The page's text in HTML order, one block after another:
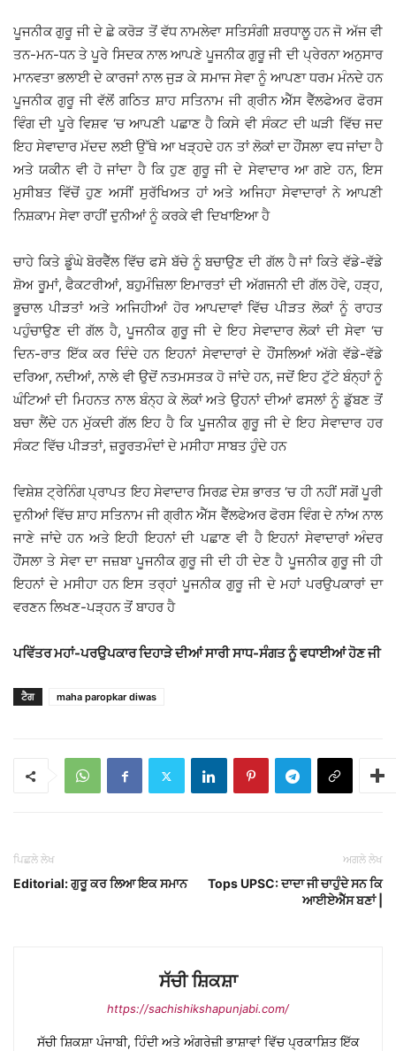
ਪੂਜਨੀਕ ਗੁਰੂ ਜੀ ਦੇ ਛੇ ਕਰੋੜ ਤੋਂ ਵੱਧ ਨਾਮਲੇਵਾ ਸਤਿਸੰਗੀ ਸ਼ਰਧਾਲੂ ਹਨ ਜੋ ਅੱਜ ਵੀ
ਤਨ-ਮਨ-ਧਨ ਤੇ ਪੂਰੇ ਸਿਦਕ ਨਾਲ ਆਪਣੇ ਪੂਜਨੀਕ ਗੁਰੂ ਜੀ ਦੀ ਪ੍ਰੇਰਨਾ ਅਨੁਸਾਰ
ਮਾਨਵਤਾ ਭਲਾਈ ਦੇ ਕਾਰਜਾਂ ਨਾਲ ਜੁੜ ਕੇ ਸਮਾਜ ਸੇਵਾ ਨੂੰ ਆਪਣਾ ਧਰਮ ਮੰਨਦੇ ਹਨ
ਪੂਜਨੀਕ ਗੁਰੂ ਜੀ ਵੱਲੋਂ ਗਠਿਤ ਸ਼ਾਹ ਸਤਿਨਾਮ ਜੀ ਗ੍ਰੀਨ ਐੱਸ ਵੈੱਲਫੇਅਰ ਫੋਰਸ
ਵਿੰਗ ਦੀ ਪੂਰੇ ਵਿਸ਼ਵ ‘ਚ ਆਪਣੀ ਪਛਾਣ ਹੈ ਕਿਸੇ ਵੀ ਸੰਕਟ ਦੀ ਘੜੀ ਵਿੱਚ ਜਦ
ਇਹ ਸੇਵਾਦਾਰ ਮੱਦਦ ਲਈ ਉੱਥੇ ਆ ਖੜ੍ਹਦੇ ਹਨ ਤਾਂ ਲੋਕਾਂ ਦਾ ਹੌਂਸਲਾ ਵਧ ਜਾਂਦਾ ਹੈ
ਅਤੇ ਯਕੀਨ ਵੀ ਹੋ ਜਾਂਦਾ ਹੈ ਕਿ ਹੁਣ ਗੁਰੂ ਜੀ ਦੇ ਸੇਵਾਦਾਰ ਆ ਗਏ ਹਨ, ਇਸ
ਮੁਸੀਬਤ ਵਿੱਚੋਂ ਹੁਣ ਅਸੀਂ ਸੁਰੱਖਿਅਤ ਹਾਂ ਅਤੇ ਅਜਿਹਾ ਸੇਵਾਦਾਰਾਂ ਨੇ ਆਪਣੀ
ਨਿਸ਼ਕਾਮ ਸੇਵਾ ਰਾਹੀਂ ਦੁਨੀਆਂ ਨੂੰ ਕਰਕੇ ਵੀ ਦਿਖਾਇਆ ਹੈ
ਚਾਹੇ ਕਿਤੇ ਡੂੰਘੇ ਬੋਰਵੈੱਲ ਵਿੱਚ ਫਸੇ ਬੱਚੇ ਨੂੰ ਬਚਾਉਣ ਦੀ ਗੱਲ ਹੈ ਜਾਂ ਕਿਤੇ ਵੱਡੇ-ਵੱਡੇ
ਸ਼ੋਅ ਰੂਮਾਂ, ਫੈਕਟਰੀਆਂ, ਬਹੁਮੰਜ਼ਿਲਾ ਇਮਾਰਤਾਂ ਦੀ ਅੱਗਜਨੀ ਦੀ ਗੱਲ ਹੋਵੇ, ਹੜ੍ਹ,
ਭੂਚਾਲ ਪੀੜਤਾਂ ਅਤੇ ਅਜਿਹੀਆਂ ਹੋਰ ਆਪਦਾਵਾਂ ਵਿੱਚ ਪੀੜਤ ਲੋਕਾਂ ਨੂੰ ਰਾਹਤ
ਪਹੁੰਚਾਉਣ ਦੀ ਗੱਲ ਹੈ, ਪੂਜਨੀਕ ਗੁਰੂ ਜੀ ਦੇ ਇਹ ਸੇਵਾਦਾਰ ਲੋਕਾਂ ਦੀ ਸੇਵਾ ‘ਚ
ਦਿਨ-ਰਾਤ ਇੱਕ ਕਰ ਦਿੰਦੇ ਹਨ ਇਹਨਾਂ ਸੇਵਾਦਾਰਾਂ ਦੇ ਹੌਂਸਲਿਆਂ ਅੱਗੇ ਵੱਡੇ-ਵੱਡੇ
ਦਰਿਆ, ਨਦੀਆਂ, ਨਾਲੇ ਵੀ ਉਦੋਂ ਨਤਮਸਤਕ ਹੋ ਜਾਂਦੇ ਹਨ, ਜਦੋਂ ਇਹ ਟੁੱਟੇ ਬੰਨ੍ਹਾਂ ਨੂੰ
ਘੰਟਿਆਂ ਦੀ ਮਿਹਨਤ ਨਾਲ ਬੰਨ੍ਹ ਕੇ ਲੋਕਾਂ ਅਤੇ ਉਹਨਾਂ ਦੀਆਂ ਫਸਲਾਂ ਨੂੰ ਡੁੱਬਣ ਤੋਂ
ਬਚਾ ਲੈਂਦੇ ਹਨ ਮੁੱਕਦੀ ਗੱਲ ਇਹ ਹੈ ਕਿ ਪੂਜਨੀਕ ਗੁਰੂ ਜੀ ਦੇ ਇਹ ਸੇਵਾਦਾਰ ਹਰ
ਸੰਕਟ ਵਿੱਚ ਪੀੜਤਾਂ, ਜ਼ਰੂਰਤਮੰਦਾਂ ਦੇ ਮਸੀਹਾ ਸਾਬਤ ਹੁੰਦੇ ਹਨ
ਵਿਸ਼ੇਸ਼ ਟ੍ਰੇਨਿੰਗ ਪ੍ਰਾਪਤ ਇਹ ਸੇਵਾਦਾਰ ਸਿਰਫ਼ ਦੇਸ਼ ਭਾਰਤ ‘ਚ ਹੀ ਨਹੀਂ ਸਗੋਂ ਪੂਰੀ
ਦੁਨੀਆਂ ਵਿੱਚ ਸ਼ਾਹ ਸਤਿਨਾਮ ਜੀ ਗ੍ਰੀਨ ਐੱਸ ਵੈੱਲਫੇਅਰ ਫੋਰਸ ਵਿੰਗ ਦੇ ਨਾਂਅ ਨਾਲ
ਜਾਣੇ ਜਾਂਦੇ ਹਨ ਅਤੇ ਇਹੀ ਇਹਨਾਂ ਦੀ ਪਛਾਣ ਵੀ ਹੈ ਇਹਨਾਂ ਸੇਵਾਦਾਰਾਂ ਅੰਦਰ
ਹੌਂਸਲਾ ਤੇ ਸੇਵਾ ਦਾ ਜਜ਼ਬਾ ਪੂਜਨੀਕ ਗੁਰੂ ਜੀ ਦੀ ਹੀ ਦੇਣ ਹੈ ਪੂਜਨੀਕ ਗੁਰੂ ਜੀ ਹੀ
ਇਹਨਾਂ ਦੇ ਮਸੀਹਾ ਹਨ ਇਸ ਤਰ੍ਹਾਂ ਪੂਜਨੀਕ ਗੁਰੂ ਜੀ ਦੇ ਮਹਾਂ ਪਰਉਪਕਾਰਾਂ ਦਾ
ਵਰਣਨ ਲਿਖਣ-ਪੜ੍ਹਨ ਤੋਂ ਬਾਹਰ ਹੈ
ਪਵਿੱਤਰ ਮਹਾਂ-ਪਰਉਪਕਾਰ ਦਿਹਾੜੇ ਦੀਆਂ ਸਾਰੀ ਸਾਧ-ਸੰਗਤ ਨੂੰ ਵਧਾਈਆਂ ਹੋਣ ਜੀ
ਟੈਗ maha paropkar diwas
ਪਿਛਲੇ ਲੇਖ
Editorial: ਗੁਰੂ ਕਰ ਲਿਆ ਇਕ ਸਮਾਨ
ਅਗਲੇ ਲੇਖ
Tops UPSC: ਦਾਦਾ ਜੀ ਚਾਹੁੰਦੇ ਸਨ ਕਿ
ਆਈਏਐੱਸ ਬਣਾਂ |
ਸੱਚੀ ਸ਼ਿਕਸ਼ਾ
https://sachishikshapunjabi.com/
ਸੱਚੀ ਸ਼ਿਕਸ਼ਾ ਪੰਜਾਬੀ, ਹਿੰਦੀ ਅਤੇ ਅੰਗਰੇਜ਼ੀ ਭਾਸ਼ਾਵਾਂ ਵਿੱਚ ਪ੍ਰਕਾਸ਼ਿਤ ਇੱਕ